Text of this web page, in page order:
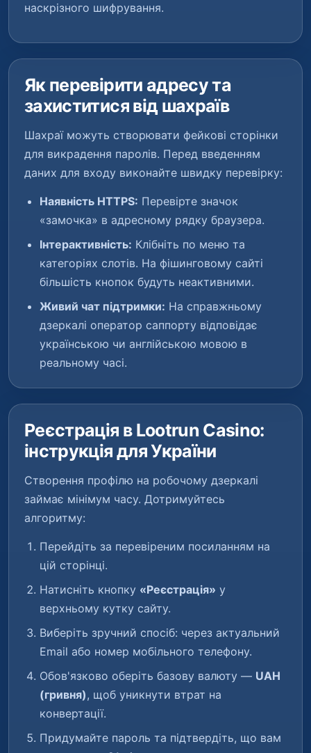
наскрізного шифрування.
Як перевірити адресу та
захиститися від шахраїв
Шахраї можуть створювати фейкові сторінки
для викрадення паролів. Перед введенням
даних для входу виконайте швидку перевірку:
Наявність HTTPS: Перевірте значок
«замочка» в адресному рядку браузера.
Інтерактивність: Клібніть по меню та
категоріях слотів. На фішинговому сайті
більшість кнопок будуть неактивними.
Живий чат підтримки: На справжньому
дзеркалі оператор саппорту відповідає
українською чи англійською мовою в
реальному часі.
Реєстрація в Lootrun Casino:
інструкція для України
Створення профілю на робочому дзеркалі
займає мінімум часу. Дотримуйтесь
алгоритму:
Перейдіть за перевіреним посиланням на
цій сторінці.
Натисніть кнопку «Реєстрація» у
верхньому кутку сайту.
Виберіть зручний спосіб: через актуальний
Email або номер мобільного телефону.
Обов'язково оберіть базову валюту — UAH
(гривня), щоб уникнути втрат на
конвертації.
Придумайте пароль та підтвердіть, що вам